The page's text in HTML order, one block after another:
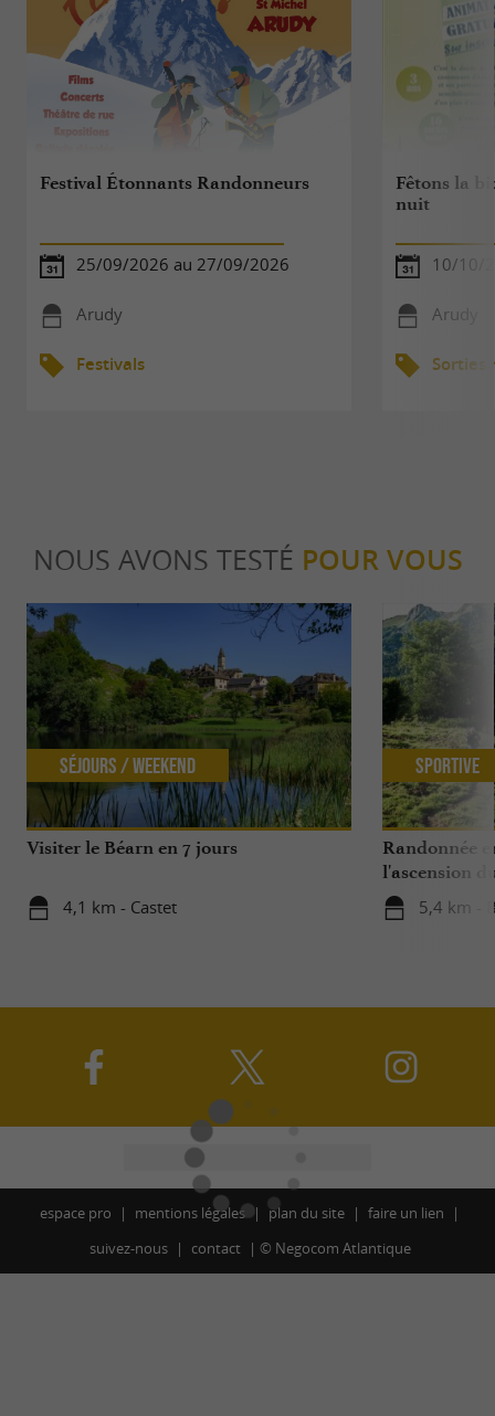
Festival Étonnants Randonneurs
25/09/2026 au 27/09/2026
Arudy
Festivals
Fêtons la
nuit
10/10/
Arudy
Sorties
NOUS AVONS TESTÉ POUR VOUS
Visiter le Béarn en 7 jours
4,1 km - Castet
Séjours / Weekend
Randonnée
l'ascension
5,4 km -
Sportive
espace pro mentions légales plan du site
faire un lien
suivez-nous
contact © Negocom Atlantique